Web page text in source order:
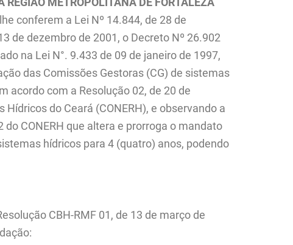
DE
conferem a Lei Nº 14.844, de 28 de
de dezembro de 2001, o Decreto Nº 26.902
na Lei N°. 9.433 de 09 de janeiro de 1997,
das Comissões Gestoras (CG) de sistemas
acordo com a Resolução 02, de 20 de
do Ceará (CONERH), e observando a
CONERH que altera e prorroga o mandato
hídricos para 4 (quatro) anos, podendo
CBH-RMF 01, de 13 de março de